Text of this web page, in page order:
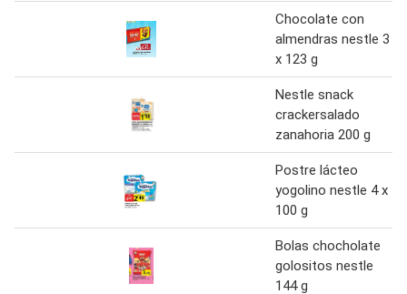
Chocolate con
almendras nestle 3
x 123 g
Nestle snack
crackersalado
zanahoria 200 g
Postre lácteo
yogolino nestle 4 x
100 g
Bolas chocholate
golositos nestle
144 g